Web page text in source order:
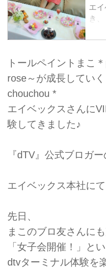
エ
き
♪
す♪
「
トールペイントまこ
rose～が成長してい
chouchou *
エイベックスさんに
験してきました♪
『dTV』公式ブロガ
エイベックス本社にて
先日、
まこのブロ友さんに
「女子会開催！」と
dtvターミナル体験を